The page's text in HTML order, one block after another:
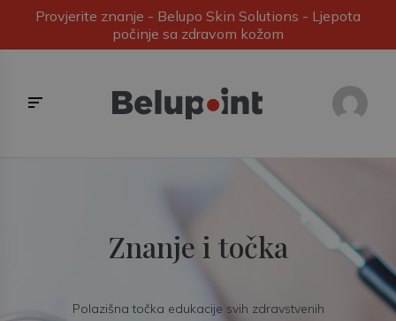
Provjerite znanje - Belupo Skin Solutions - Ljepota
počinje sa zdravom kožom
Znanje i točka
Polazišna točka edukacije svih zdravstvenih